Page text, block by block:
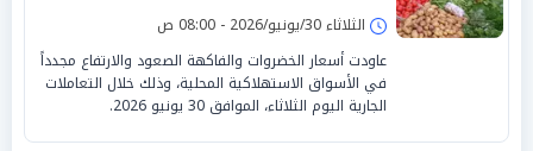
الثلاثاء 30/يونيو/2026 - 08:00 ص
عاودت أسعار الخضروات والفاكهة الصعود والارتفاع مجدداً
في الأسواق الاستهلاكية المحلية، وذلك خلال التعاملات
الجارية اليوم الثلاثاء، الموافق 30 يونيو 2026.